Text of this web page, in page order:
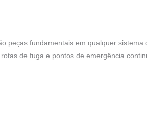
peças fundamentais em qualquer
de fuga e pontos de emergência